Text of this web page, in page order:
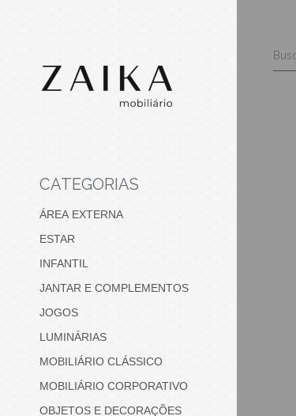
CATEGORIAS
ÁREA EXTERNA
ESTAR
INFANTIL
JANTAR E COMPLEMENTOS
JOGOS
LUMINÁRIAS
MOBILIÁRIO CLÁSSICO
MOBILIÁRIO CORPORATIVO
OBJETOS E DECORAÇÕES